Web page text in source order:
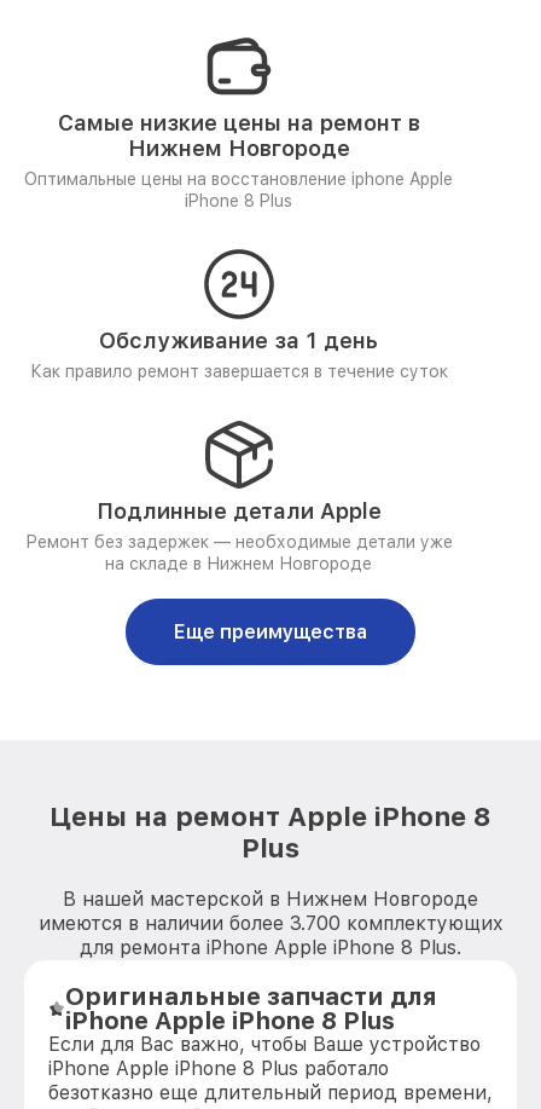
Самые низкие цены на ремонт в
Нижнем Новгороде
Оптимальные цены на восстановление iphone Apple
iPhone 8 Plus
Обслуживание за 1 день
Как правило ремонт завершается в течение суток
Подлинные детали Apple
Ремонт без задержек — необходимые детали уже
на складе в Нижнем Новгороде
Еще преимущества
Цены на ремонт Apple iPhone 8
Plus
В нашей мастерской в Нижнем Новгороде
имеются в наличии более 3.700 комплектующих
для ремонта iPhone Apple iPhone 8 Plus.
Оригинальные запчасти для
iPhone Apple iPhone 8 Plus
Если для Вас важно, чтобы Ваше устройство
iPhone Apple iPhone 8 Plus работало
безотказно еще длительный период времени,